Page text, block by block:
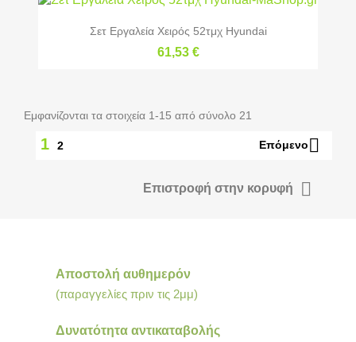
Σετ Εργαλεία Χειρός 52τμχ Hyundai
61,53 €
Εμφανίζονται τα στοιχεία 1-15 από σύνολο 21
1 2 Επόμενο
Επιστροφή στην κορυφή 
Αποστολή αυθημερόν
(παραγγελίες πριν τις 2μμ)
Δυνατότητα αντικαταβολής